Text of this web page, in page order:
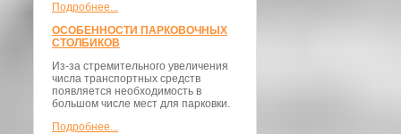
Подробнее...
ОСОБЕННОСТИ ПАРКОВОЧНЫХ
СТОЛБИКОВ
Из-за стремительного увеличения
числа транспортных средств
появляется необходимость в
большом числе мест для парковки.
Подробнее...